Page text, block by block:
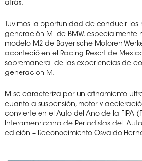
atrás.
Tuvimos la oportunidad de conducir los
generación M
de BMW, especialmente
modelo M2 de Bayerische Motoren
aconteció en el Racing Resort de
sobremanera
de las experiencias de
generacion M.
M se caracteriza por un afinamiento
cuanto a suspensión, motor y
convierte en el Auto del Año de la FIPA
Interamenricana de Periodistas del
edición – Reconocimiento Osvaldo